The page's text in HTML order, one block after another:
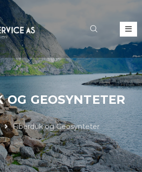
OG GEOSYNTETER
Fiberduk og Geosynteter